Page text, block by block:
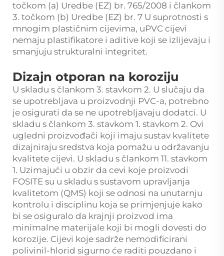
točkom (a) Uredbe (EZ) br. 765/2008 i člankom
3. točkom (b) Uredbe (EZ) br. 7 U suprotnosti s
mnogim plastičnim cijevima, uPVC cijevi
nemaju plastifikatore i aditive koji se izlijevaju i
smanjuju strukturalni integritet.
Dizajn otporan na koroziju
U skladu s člankom 3. stavkom 2. U slučaju da
se upotrebljava u proizvodnji PVC-a, potrebno
je osigurati da se ne upotrebljavaju dodatci. U
skladu s člankom 3. stavkom 1. stavkom 2. Ovi
ugledni proizvođači koji imaju sustav kvalitete
dizajniraju sredstva koja pomažu u održavanju
kvalitete cijevi. U skladu s člankom 11. stavkom
1. Uzimajući u obzir da cevi koje proizvodi
FOSITE su u skladu s sustavom upravljanja
kvalitetom (QMS) koji se odnosi na unutarnju
kontrolu i disciplinu koja se primjenjuje kako
bi se osiguralo da krajnji proizvod ima
minimalne materijale koji bi mogli dovesti do
korozije. Cijevi koje sadrže nemodificirani
polivinil-hlorid sigurno će raditi pouzdano i